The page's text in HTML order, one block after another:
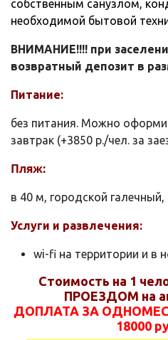
собственным санузлом,
необходимой бытовой
ВНИМАНИЕ!!!! при
возвратный депозит в
Питание:
без питания. Можно
завтрак (+3850 р./чел. за
Пляж:
в 40 м, городской
Услуги и развлечения:
wi-fi на территории и в
Стоимость на 1
ПРОЕЗДОМ на
ДОПЛАТА ЗА
18000